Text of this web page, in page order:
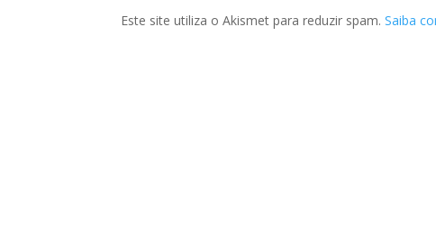
Este site utiliza o Akismet para reduzir spam.Saiba